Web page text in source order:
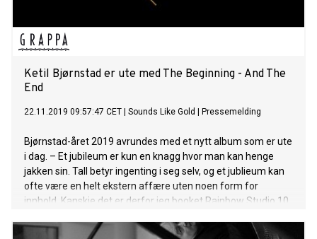
Ketil Bjørnstad er ute med The Beginning - And The
End
22.11.2019 09:57:47 CET Sounds Like Gold Pressemelding
Bjørnstad-året 2019 avrundes med et nytt album som er ute
i dag. – Et jubileum er kun en knagg hvor man kan henge
jakken sin. Tall betyr ingenting i seg selv, og et jublieum kan
ofte være en helt ekstern affære uten noen form for
innhold. Kanskje det er derfor jeg booket Rainbow Studio 10.
Bjørnstad. Han var bare 16 år gammel da han debuterte